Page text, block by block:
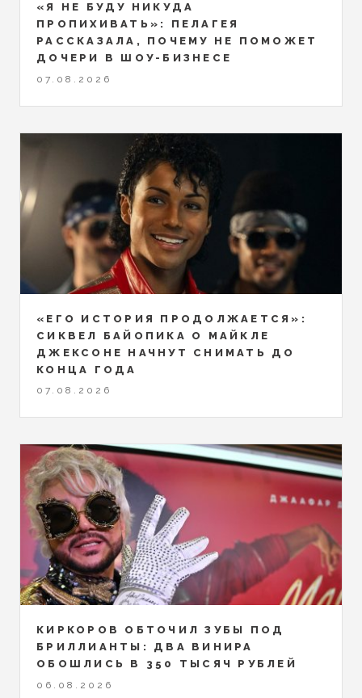
«Я НЕ БУДУ НИКУДА
ПРОПИХИВАТЬ»: ПЕЛАГЕЯ
РАССКАЗАЛА, ПОЧЕМУ НЕ ПОМОЖЕТ
ДОЧЕРИ В ШОУ-БИЗНЕСЕ
07.08.2026
«ЕГО ИСТОРИЯ ПРОДОЛЖАЕТСЯ»:
СИКВЕЛ БАЙОПИКА О МАЙКЛЕ
ДЖЕКСОНЕ НАЧНУТ СНИМАТЬ ДО
КОНЦА ГОДА
07.08.2026
КИРКОРОВ ОБТОЧИЛ ЗУБЫ ПОД
БРИЛЛИАНТЫ: ДВА ВИНИРА
ОБОШЛИСЬ В 350 ТЫСЯЧ РУБЛЕЙ
06.08.2026